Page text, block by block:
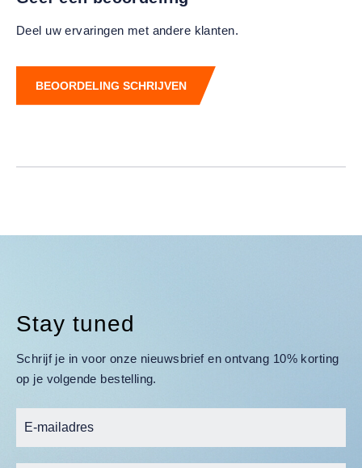
Deel uw ervaringen met andere klanten.
BEOORDELING SCHRIJVEN
Stay tuned
Schrijf je in voor onze nieuwsbrief en ontvang 10% korting
op je volgende bestelling.